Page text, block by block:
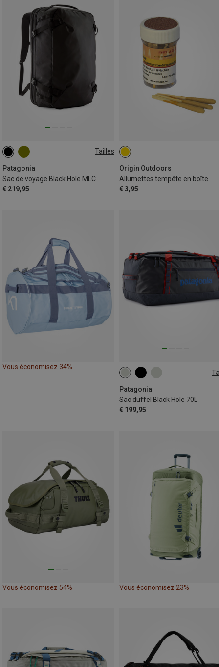
Tailles
Patagonia
Sac de voyage Black Hole MLC
€ 219,95
45L
Origin Outdoors
Allumettes tempête en boîte
€ 3,95
Vous économisez 34%
Patagonia
Sac duffel Black Hole 70L
€ 199,95
70L
Vous économisez 54% Vous économisez 23%